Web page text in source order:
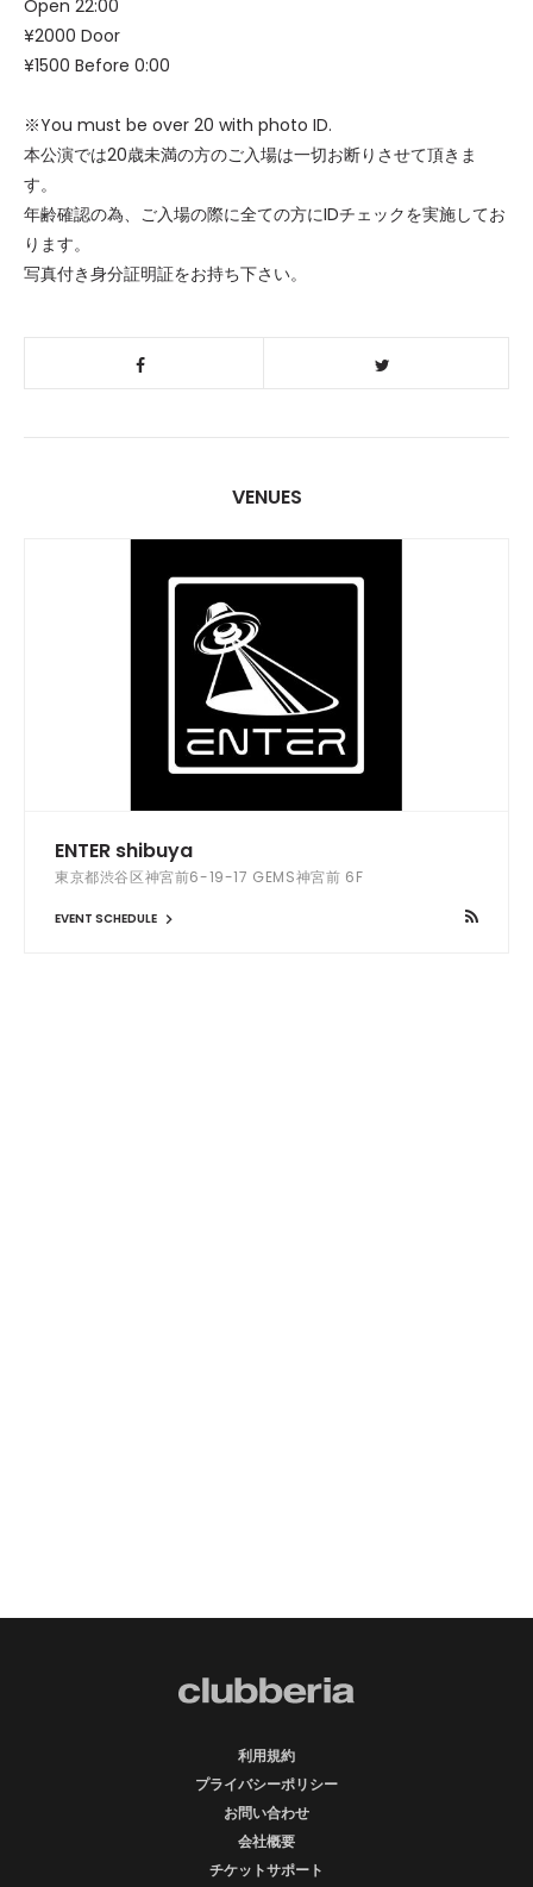
Open 22:00
¥2000 Door
¥1500 Before 0:00
※You must be over 20 with photo ID.
本公演では20歳未満の方のご入場は一切お断りさせて頂きま
す。
年齢確認の為、ご入場の際に全ての方にIDチェックを実施してお
ります。
写真付き身分証明証をお持ち下さい。
VENUES
ENTER shibuya
東京都渋谷区神宮前6-19-17 GEMS神宮前 6F
EVENT SCHEDULE
利用規約
プライバシーポリシー
お問い合わせ
会社概要
チケットサポート